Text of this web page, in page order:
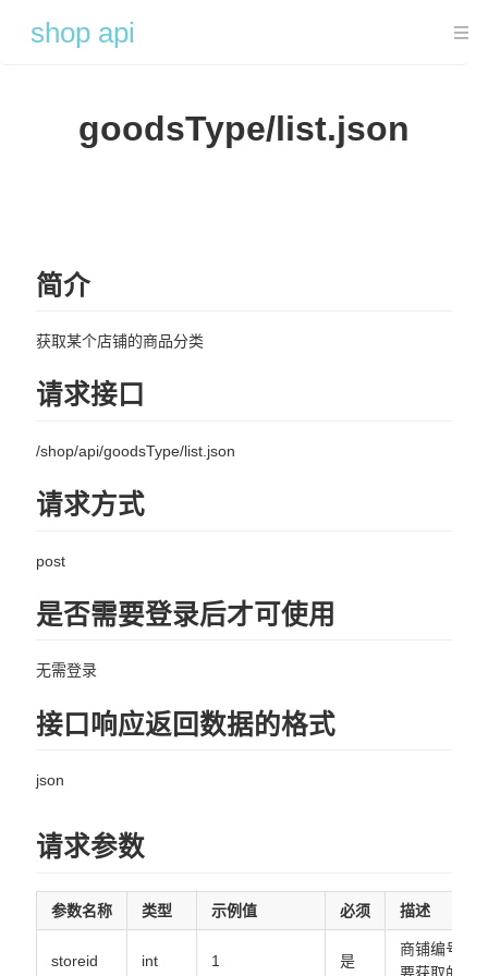
shop api
carouselImage/list.json
登录注册相关
login/reg.json
login/logout.json
商品相关
goods/detail.json
购物车
cart/getStoreCart.json
cart/goodsCartSelected.json
cart/getGoodsCart.json
cart/clearStoreCart.json
goodsType/list.json
简介
获取某个店铺的商品分类
请求接口
/shop/api/goodsType/list.json
请求方式
post
是否需要登录后才可使用
无需登录
接口响应返回数据的格式
json
请求参数
参数名称 类型 示例值 必须 描述
storeid int 1 是
商铺编号，
要获取的数